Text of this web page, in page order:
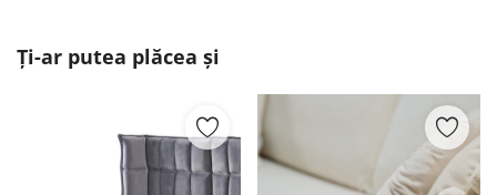
Ți-ar putea plăcea și